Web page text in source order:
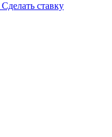
Сделать ставку